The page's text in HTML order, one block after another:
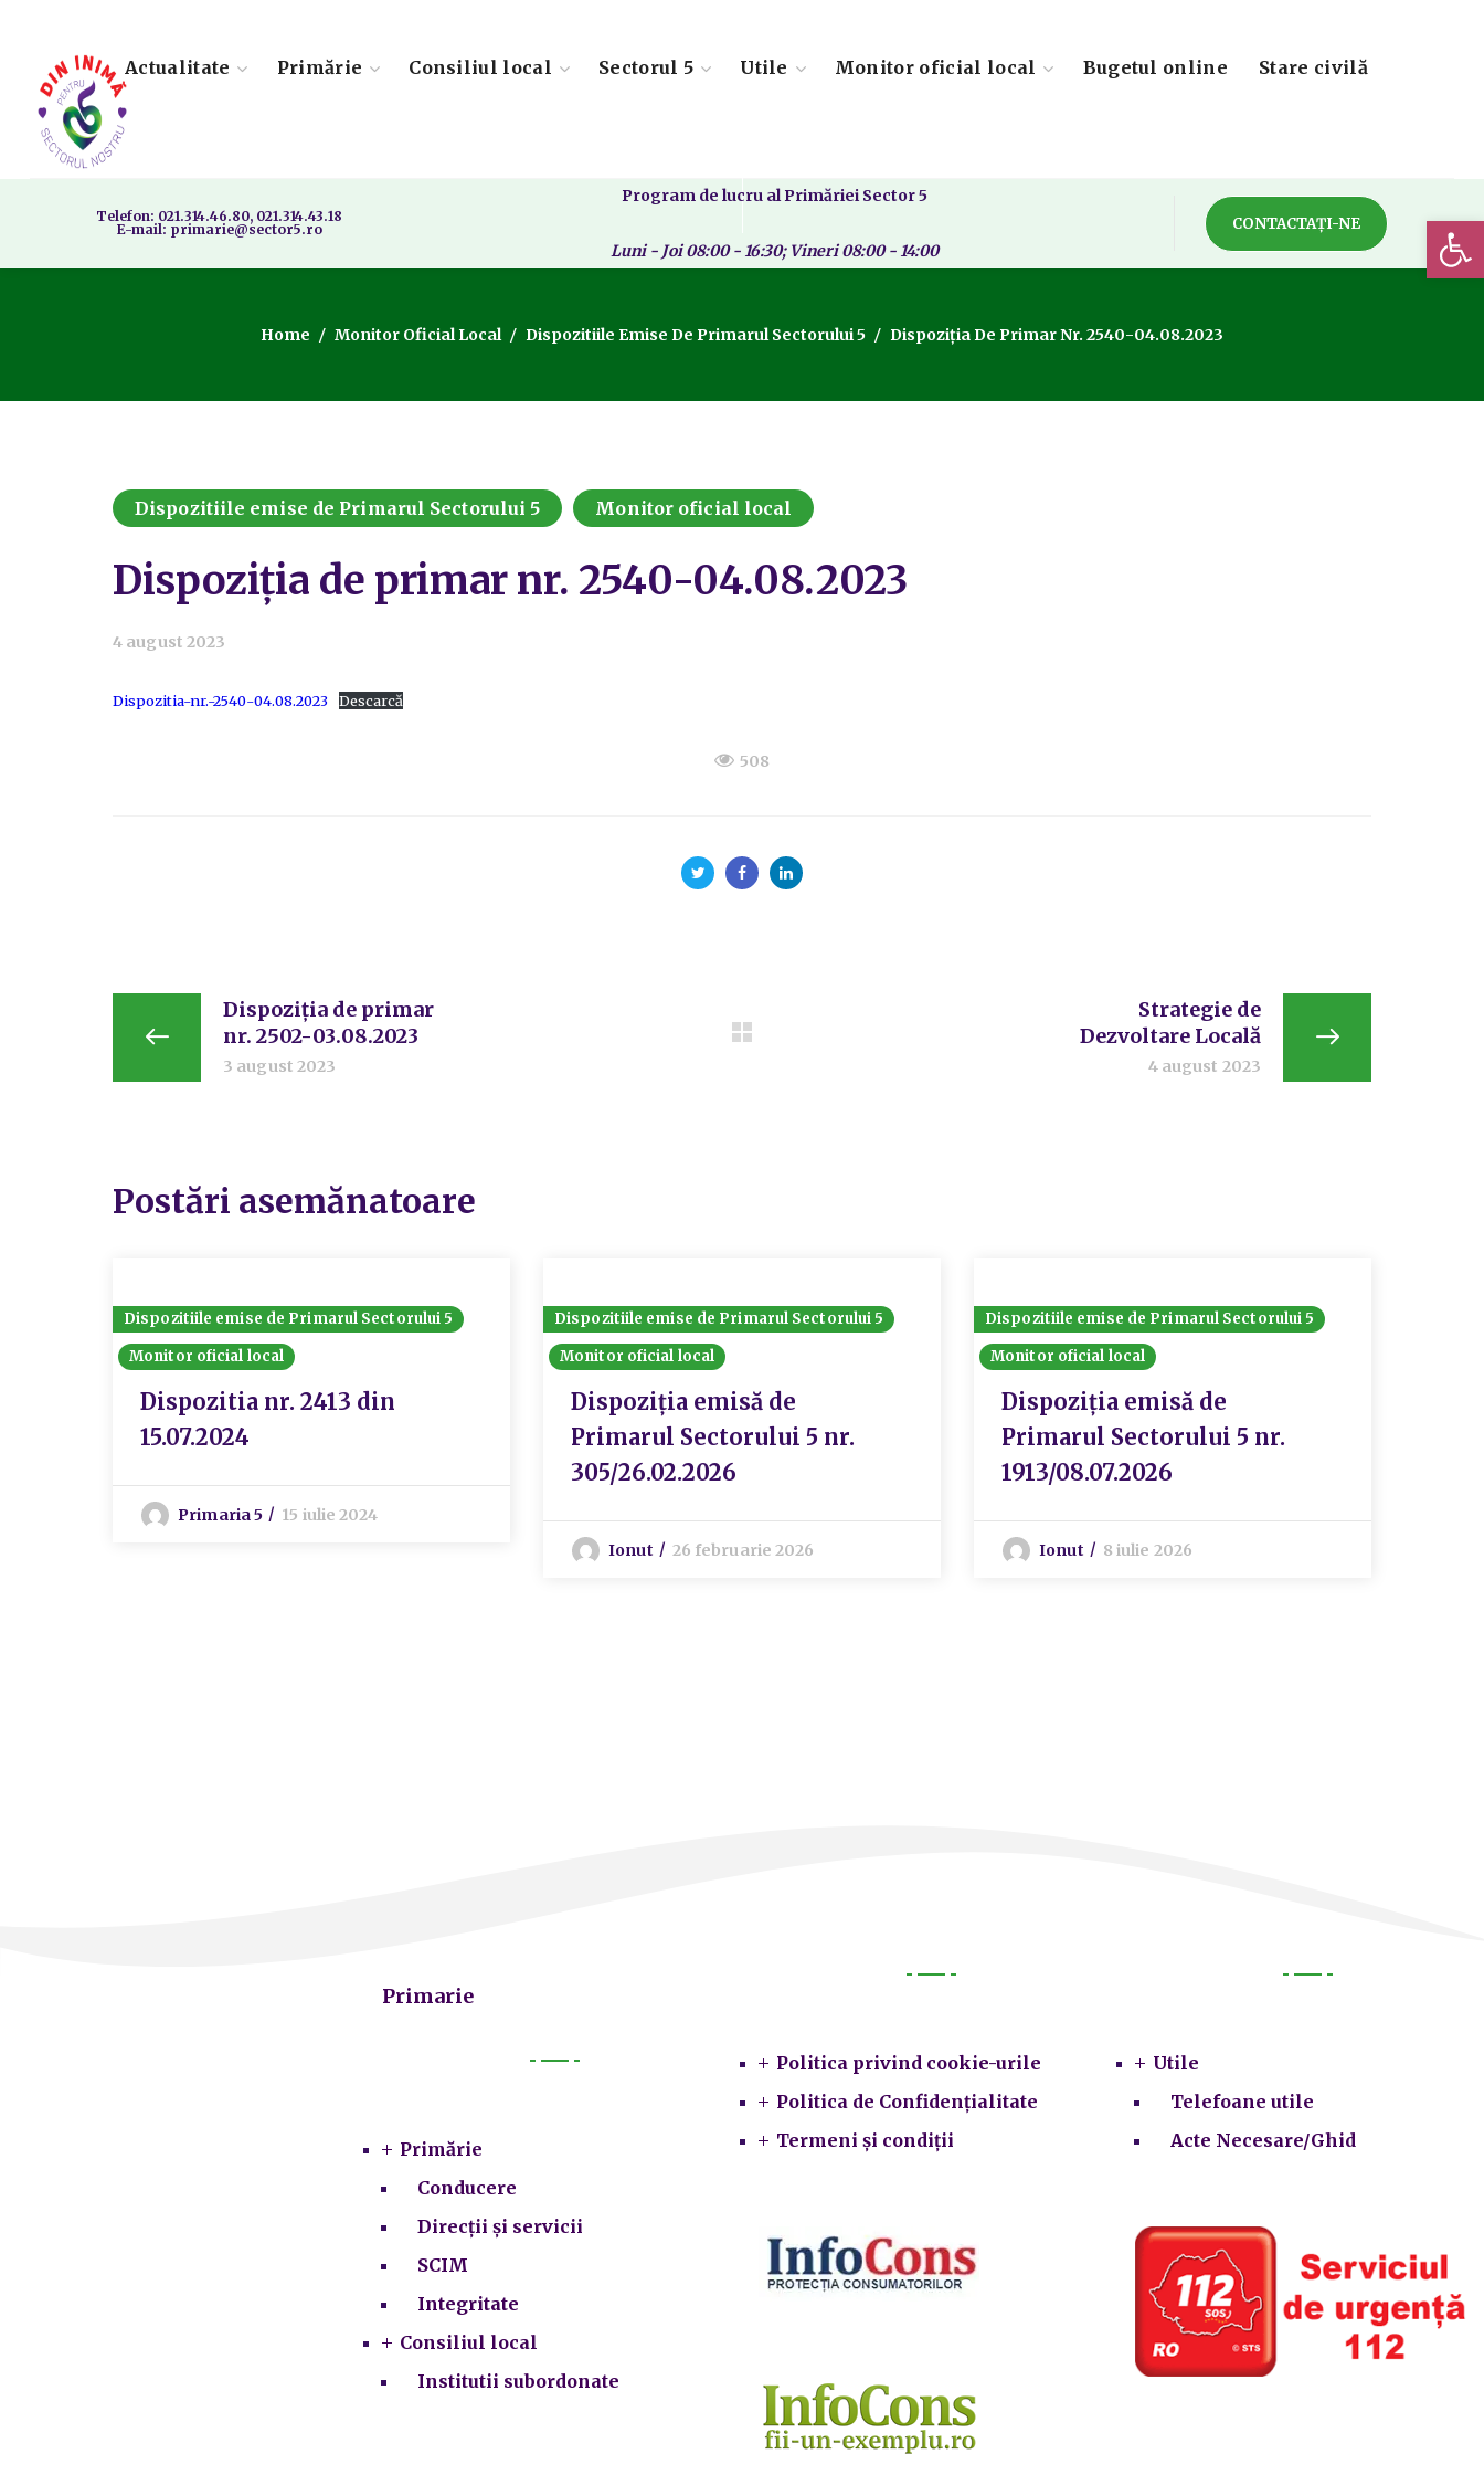
Actualitate Primărie Consiliul local Sectorul 5 Utile Monitor oficial local Bugetul online Stare civilă
Telefon: 021.314.46.80, 021.314.43.18
E-mail: primarie@sector5.ro
Program de lucru al Primăriei Sector 5
Luni - Joi 08:00 - 16:30; Vineri 08:00 - 14:00
CONTACTAȚI-NE
Home Monitor Oficial Local Dispozitiile Emise De Primarul Sectorului 5 Dispoziția De Primar Nr. 2540-04.08.2023
Dispozitiile emise de Primarul Sectorului 5 Monitor oficial local
Dispoziția de primar nr. 2540-04.08.2023
4 august 2023
Dispozitia-nr.-2540-04.08.2023 Descarcă
508
Dispoziția de primar
nr. 2502-03.08.2023
3 august 2023
Strategie de
Dezvoltare Locală
4 august 2023
Postări asemănatoare
Dispozitiile emise de Primarul Sectorului 5
Monitor oficial local
Dispozitia nr. 2413 din
15.07.2024
Primaria 5 15 iulie 2024
Dispozitiile emise de Primarul Sectorului 5
Monitor oficial local
Dispoziția emisă de
Primarul Sectorului 5 nr.
305/26.02.2026
Ionut 26 februarie 2026
Dispozitiile emise de Primarul Sectorului 5
Monitor oficial local
Dispoziția emisă de
Primarul Sectorului 5 nr.
1913/08.07.2026
Ionut 8 iulie 2026
Primarie
Primărie
Conducere
Direcții și servicii
SCIM
Integritate
Consiliul local
Institutii subordonate
Politica privind cookie-urile
Politica de Confidențialitate
Termeni și condiții
Utile
Telefoane utile
Acte Necesare/Ghid